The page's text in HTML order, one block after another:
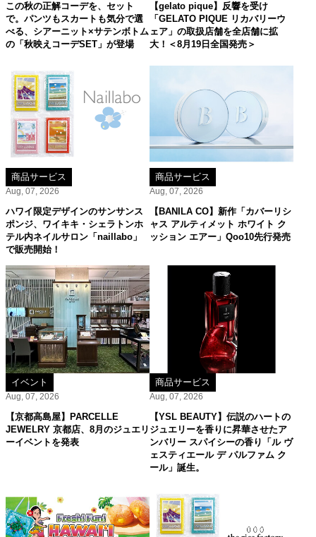
この秋の正解コーデを、セット
で。パンツもスカートも気分で選
べる、シアーニット×サテンボトム
の「秋映えコーデSET」が登場
【gelato pique】反響を受け
「GELATO PIQUE リカバリーウ
ェア」の取扱店舗を全店舗に拡
大！＜8月19日全国発売＞
商品サービス
Aug, 07, 2026
ハワイ限定デザインのサンサンス
ポンジ、ワイキキ・シェラトンホ
テル内ネイルサロン「naillabo」
で販売開始！
商品サービス
Aug, 07, 2026
【BANILA CO】新作「カバーリシ
ャス アルティメット ホワイト ク
ッション エアー」Qoo10先行発売
イベント
Aug, 07, 2026
【京都高島屋】PARCELLE
JEWELRY 京都店、8月のジュエリ
ーイベントを発表
商品サービス
Aug, 07, 2026
【YSL BEAUTY】伝説のハートの
ジュエリーを香りに昇華させたア
ンバリー スパイシーの香り「ル ヴ
ェスティエール デ パルファム ク
ール」誕生。